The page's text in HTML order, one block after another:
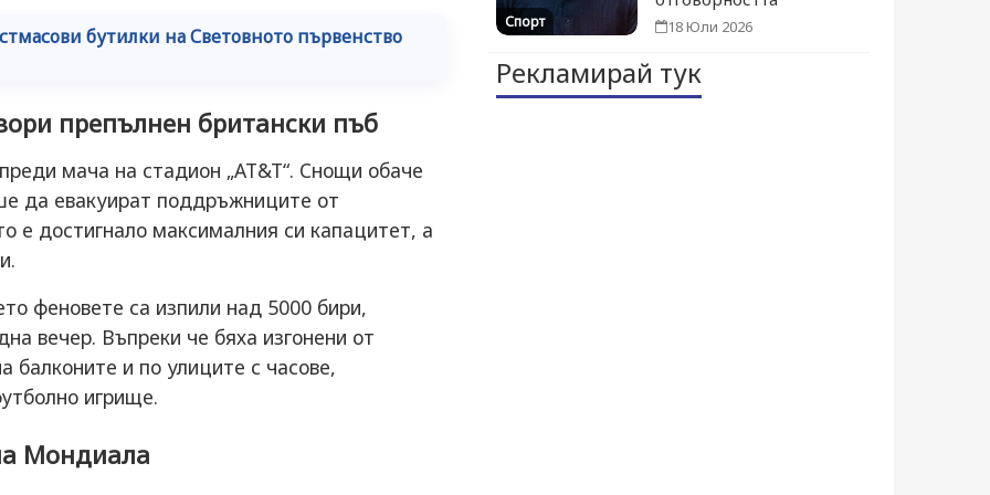
бутилки на Световното първенство
препълнен британски пъб
мача на стадион „AT&T“. Снощи обаче
да евакуират поддръжниците от
е достигнало максималния си капацитет, а
феновете са изпили над 5000 бири,
вечер. Въпреки че бяха изгонени от
балконите и по улиците с часове,
игрище.
Мондиала
Спорт 18 Юли 2026
Рекламирай тук